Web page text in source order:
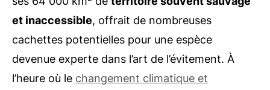
et inaccessible, offrait de nombreuses
cachettes potentielles pour une espèce
devenue experte dans l’art de l’évitement. À
l’heure où le changement climatique et